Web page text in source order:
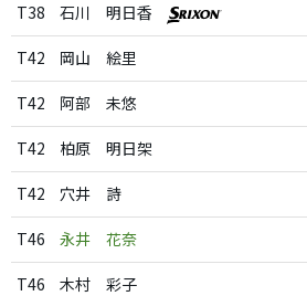
T38 石川 明日香
T42 岡山 絵里
T42 阿部 未悠
T42 柏原 明日架
T42 穴井 詩
T46 永井 花奈
T46 木村 彩子